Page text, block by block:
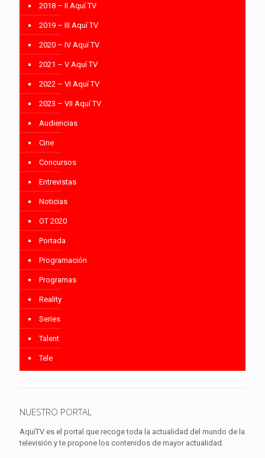
2018 – II Aquí TV
2019 – III Aquí TV
2020 – IV Aquí TV
2021 – V Aquí TV
2022 – VI Aquí TV
2023 – VII Aquí TV
Audiencias
Cine
Concursos
Entrevistas
Noticias
OT 2020
Portada
Programación
Programas
Reality
Series
Talent
Tele
NUESTRO PORTAL
AquíTV es el portal que recoge toda la actualidad del mundo de la
televisión y te propone los contenidos de mayor actualidad.